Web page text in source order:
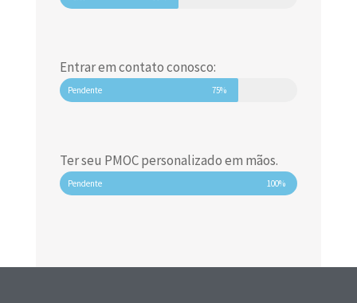
Entrar em contato conosco:
Pendente 75%
Ter seu PMOC personalizado em mãos.
Pendente 100%